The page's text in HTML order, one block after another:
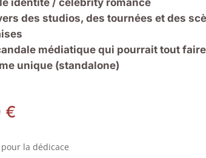
des studios, des tournées et des
médiatique qui pourrait tout
unique (standalone)
€
la dédicace